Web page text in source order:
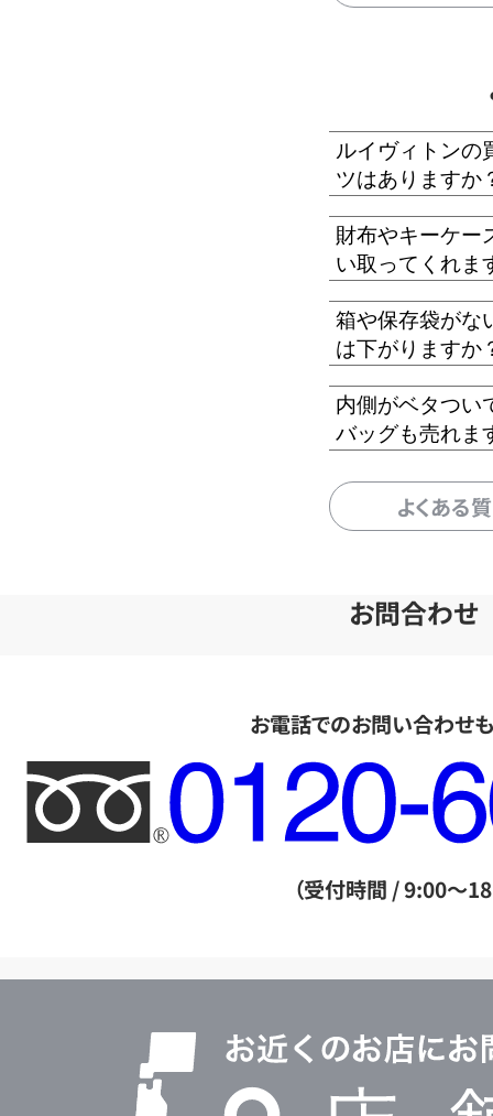
ルイヴィトンの
ツはありますか
財布やキーケー
い取ってくれま
箱や保存袋がな
は下がりますか
内側がベタつい
バッグも売れま
よくある
お問合わせ
お電話でのお問い合わせ
フ
リ
ー
ル
（受付時間 / 9:00～